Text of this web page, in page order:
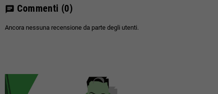
chat Commenti (0)
Ancora nessuna recensione da parte degli utenti.